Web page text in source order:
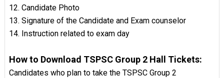
12. Candidate Photo
13. Signature of the Candidate and Exam counselor
14. Instruction related to exam day
How to Download TSPSC Group 2 Hall Tickets:
Candidates who plan to take the TSPSC Group 2